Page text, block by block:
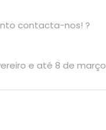
contacta-nos! ?
e até 8 de março